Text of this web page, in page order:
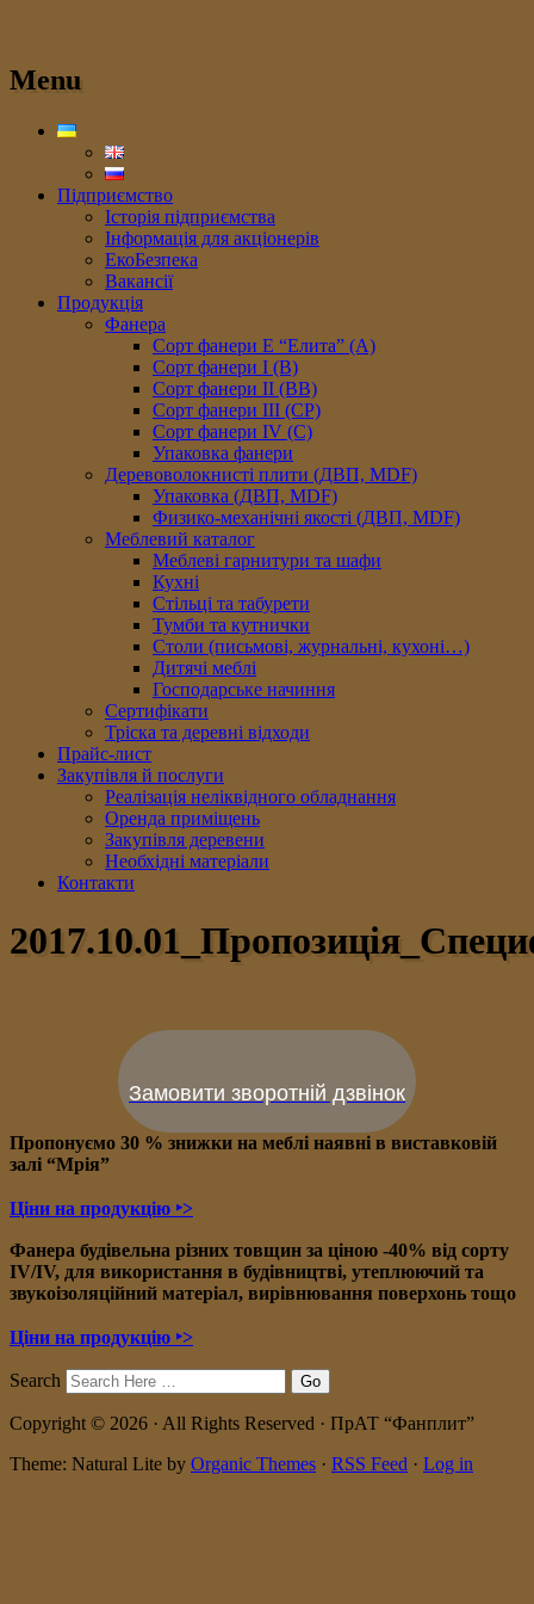
Menu
Підприємство
Історія підприємства
Інформація для акціонерів
ЕкоБезпека
Вакансії
Продукція
Фанера
Сорт фанери E “Елита” (A)
Сорт фанери I (В)
Сорт фанери II (ВB)
Сорт фанери III (CP)
Сорт фанери IV (C)
Упаковка фанери
Деревоволокнисті плити (ДВП, MDF)
Упаковка (ДВП, MDF)
Физико-механічні якості (ДВП, MDF)
Меблевий каталог
Меблеві гарнитури та шафи
Кухні
Стільці та табурети
Тумби та кутнички
Столи (письмові, журнальні, кухоні…)
Дитячі меблі
Господарське начиння
Сертифікати
Тріска та деревні відходи
Прайс-лист
Закупівля й послуги
Реалізація неліквідного обладнання
Оренда приміщень
Закупівля деревени
Необхідні матеріали
Контакти
Замовити зворотній дзвінок
Пропонуємо 30 % знижки на меблі наявні в виставковій
залі “Мрія”
Ціни на продукцію ‣>
Фанера будівельна різних товщин за ціною -40% від сорту
IV/IV, для використання в будівництві, утеплюючий та
звукоізоляційний матеріал, вирівнювання поверхонь тощо
Ціни на продукцію ‣>
Search
Copyright © 2026 · All Rights Reserved · ПрАТ “Фанплит”
Theme: Natural Lite by Organic Themes · RSS Feed · Log in